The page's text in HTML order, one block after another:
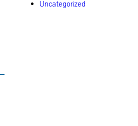
Uncategorized